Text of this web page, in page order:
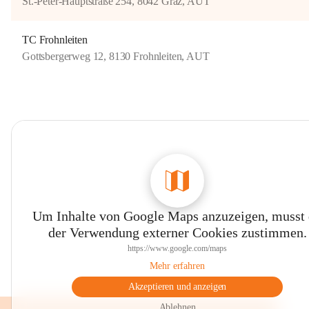
TC Frohnleiten
Gottsbergerweg 12, 8130 Frohnleiten, AUT
Um Inhalte von Google Maps anzuzeigen, musst
der Verwendung externer Cookies zustimmen.
https://www.google.com/maps
Mehr erfahren
Akzeptieren und anzeigen